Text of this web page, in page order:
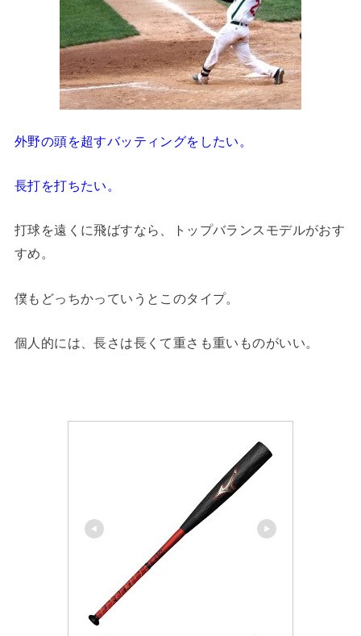
外野の頭を超すバッティングをしたい。
長打を打ちたい。
打球を遠くに飛ばすなら、トップバランスモデルがおす
すめ。
僕もどっちかっていうとこのタイプ。
個人的には、長さは長くて重さも重いものがいい。